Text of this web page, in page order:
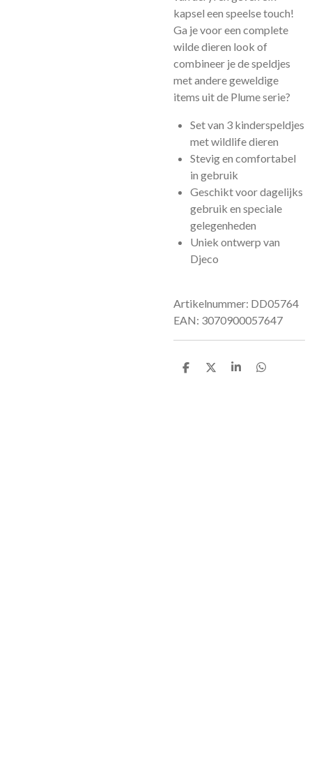
kapsel een speelse touch!
Ga je voor een complete
wilde dieren look of
combineer je de speldjes
met andere geweldige
items uit de Plume serie?
Set van 3 kinderspeldjes
met wildlife dieren
Stevig en comfortabel
in gebruik
Geschikt voor dagelijks
gebruik en speciale
gelegenheden
Uniek ontwerp van
Djeco
Artikelnummer: DD05764
EAN: 3070900057647
D
D
S
D